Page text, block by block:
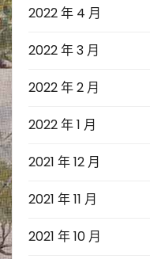
2022 年 4 月
2022 年 3 月
2022 年 2 月
2022 年 1 月
2021 年 12 月
2021 年 11 月
2021 年 10 月